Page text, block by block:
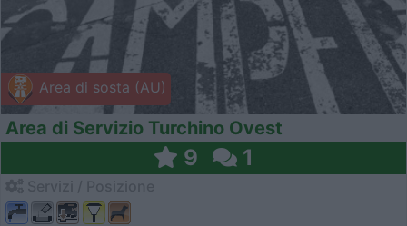
Area di sosta (AU)
Area di Servizio Turchino Ovest
9 1